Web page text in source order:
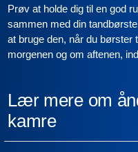
Prøv at holde dig til en god
sammen med din
at bruge den, når du
morgenen og om aftenen,
Lær mere om
kamre